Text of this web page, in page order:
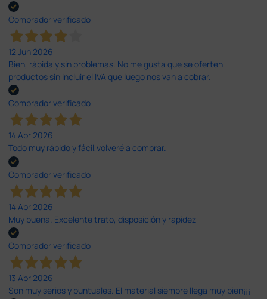
Comprador verificado
12 Jun 2026
Bien, rápida y sin problemas. No me gusta que se oferten
productos sin incluir el IVA que luego nos van a cobrar.
Comprador verificado
14 Abr 2026
Todo muy rápido y fácil,volveré a comprar.
Comprador verificado
14 Abr 2026
Muy buena. Excelente trato, disposición y rapidez
Comprador verificado
13 Abr 2026
Son muy serios y puntuales. El material siempre llega muy bien¡¡¡